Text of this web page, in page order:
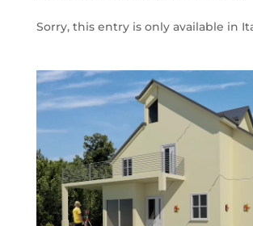
Sorry, this entry is only available in